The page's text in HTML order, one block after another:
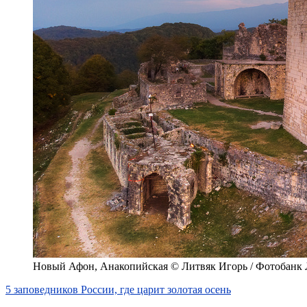
Новый Афон, Анакопийская © Литвяк Игорь / Фотобанк
5 заповедников России, где царит золотая осень